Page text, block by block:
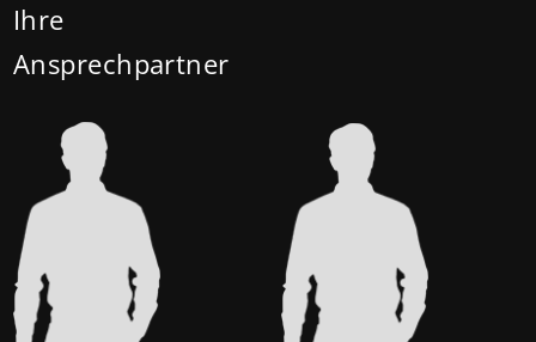
Heute liegt der Zinssatz für ein Darlehen mit 35
Prozent effektiv. (mehr …)
Ihre
Ansprechpartner